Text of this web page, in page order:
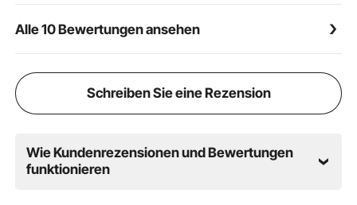
Geschmacksknospen bei jedem Bissen tanzen!
Alle 10 Bewertungen ansehen
Schreiben Sie eine Rezension
Wie Kundenrezensionen und Bewertungen
funktionieren